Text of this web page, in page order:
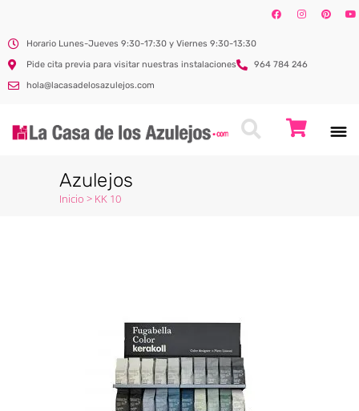
Horario Lunes-Jueves 9:30-17:30 y Viernes 9:30-13:30
Pide cita previa para visitar nuestras instalaciones
964 784 246
hola@lacasadelosazulejos.com
Azulejos
Inicio > KK 10